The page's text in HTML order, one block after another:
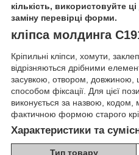
кількість, використовуйте
заміну перевірці форми.
кліпса молдинга
Кріпильні кліпси, хомути,
відрізняються дрібними
засувкою, отвором,
способом фіксації. Для цієї
виконується за назвою, кодом,
фактичною формою старого
Характеристики та
Тип товару